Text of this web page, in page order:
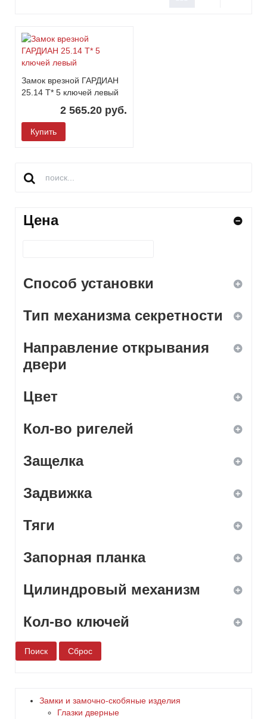
Замок врезной ГАРДИАН
25.14 Т* 5 ключей левый
2 565.20 руб.
Купить
Цена
Способ установки
ввертной
врезной
Тип механизма секретности
дисковый
цилиндровый
Направление открывания
двери
левое
правое
универсальное
Цвет
белый
бронза
дерево
желтый
зеленый
золото
красный
медь
Кол-во ригелей
1
2
4
5
6
Защелка
да
нет
Задвижка
да
нет
Тяги
да
нет
Запорная планка
да
нет
Цилиндровый механизм
да
нет
Кол-во ключей
1
Замки и замочно-скобяные изделия
Глазки дверные